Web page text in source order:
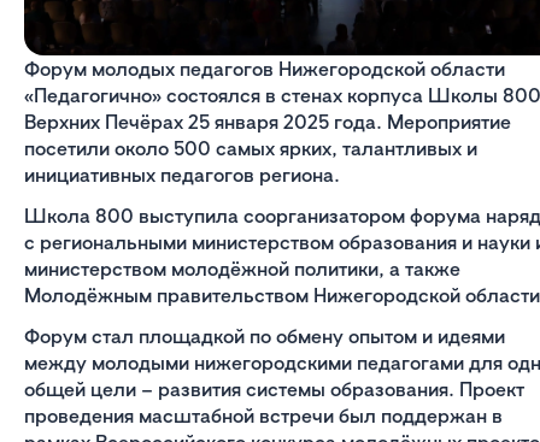
Форум молодых педагогов Нижегородской области
«Педагогично» состоялся в стенах корпуса Школы
Верхних Печёрах 25 января 2025 года. Мероприятие
посетили около 500 самых ярких, талантливых и
инициативных педагогов региона.
Школа 800 выступила соорганизатором форума
с региональными министерством образования и науки
министерством молодёжной политики, а также
Молодёжным правительством Нижегородской
Форум стал площадкой по обмену опытом и идеями
между молодыми нижегородскими педагогами для
общей цели – развития системы образования. Проект
проведения масштабной встречи был поддержан в